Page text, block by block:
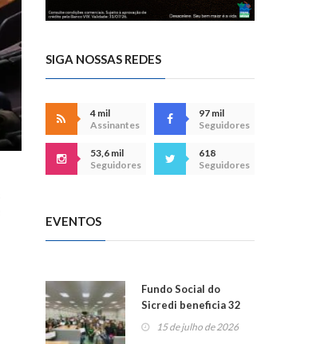
SIGA NOSSAS REDES
4 mil
Assinantes
97 mil
Seguidores
53,6 mil
Seguidores
618
Seguidores
EVENTOS
Fundo Social do
Sicredi beneficia 32
projetos em
15 de julho de 2026